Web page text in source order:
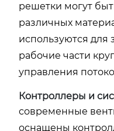
решетки могут
различных
используются для
рабочие части
управления
Контроллеры и
современные
оснащены